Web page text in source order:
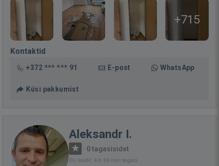
+715
Kontaktid
+372 *** *** 91 E-post WhatsApp
Küsi pakkumist
Aleksandr I.
· 0 tagasisidet
Oli saidil: 4 h 59 min tagasi